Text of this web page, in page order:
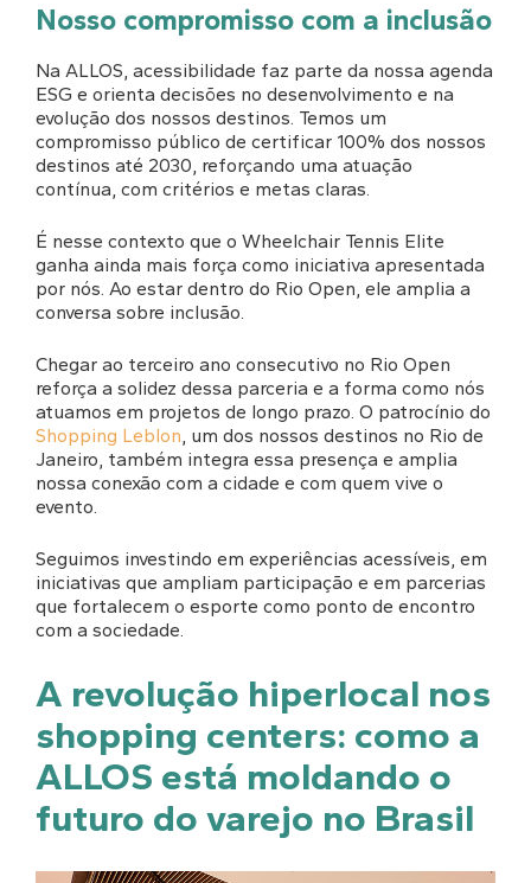
Nosso compromisso com a inclusão
Na ALLOS, acessibilidade faz parte da nossa agenda
ESG e orienta decisões no desenvolvimento e na
evolução dos nossos destinos. Temos um
compromisso público de certificar 100% dos nossos
destinos até 2030, reforçando uma atuação
contínua, com critérios e metas claras.
É nesse contexto que o Wheelchair Tennis Elite
ganha ainda mais força como iniciativa apresentada
por nós. Ao estar dentro do Rio Open, ele amplia a
conversa sobre inclusão.
Chegar ao terceiro ano consecutivo no Rio Open
reforça a solidez dessa parceria e a forma como nós
atuamos em projetos de longo prazo. O patrocínio do
Shopping Leblon , um dos nossos destinos no Rio de
Janeiro, também integra essa presença e amplia
nossa conexão com a cidade e com quem vive o
evento.
Seguimos investindo em experiências acessíveis, em
iniciativas que ampliam participação e em parcerias
que fortalecem o esporte como ponto de encontro
com a sociedade.
A revolução hiperlocal nos
shopping centers: como a
ALLOS está moldando o
futuro do varejo no Brasil